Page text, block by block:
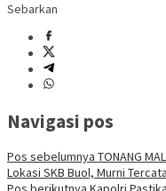
Sebarkan
Navigasi pos
Pos sebelumnya TONANG
Lokasi SKB Buol, Murni